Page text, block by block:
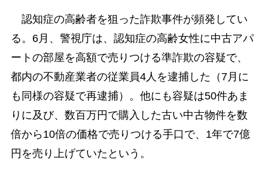
認知症の高齢者を狙った詐欺事件が頻発してい
る。6月、警視庁は、認知症の高齢女性に中古アパ
ートの部屋を高額で売りつける準詐欺の容疑で、
都内の不動産業者の従業員4人を逮捕した（7月に
も同様の容疑で再逮捕）。他にも容疑は50件あま
りに及び、数百万円で購入した古い中古物件を数
倍から10倍の価格で売りつける手口で、1年で7億
円を売り上げていたという。